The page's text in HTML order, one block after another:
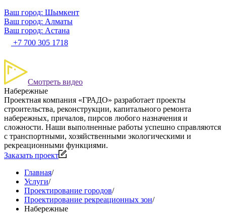
Ваш город: Шымкент
Ваш город: Алматы
Ваш город: Астана
+7 700 305 1718
Смотреть видео
Набережные
Проектная компания «ГРАДО» разработает проекты
строительства, реконструкции, капитального ремонта
набережных, причалов, пирсов любого назначения и
сложности. Наши выполненные работы успешно справляются
с транспортными, хозяйственными экологическими и
рекреационными функциями.
Заказать проект
Главная/
Услуги/
Проектирование городов/
Проектирование рекреационных зон/
Набережные